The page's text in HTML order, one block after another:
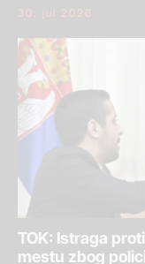
30. jul 2026.
TOK: Istraga
mestu zbog